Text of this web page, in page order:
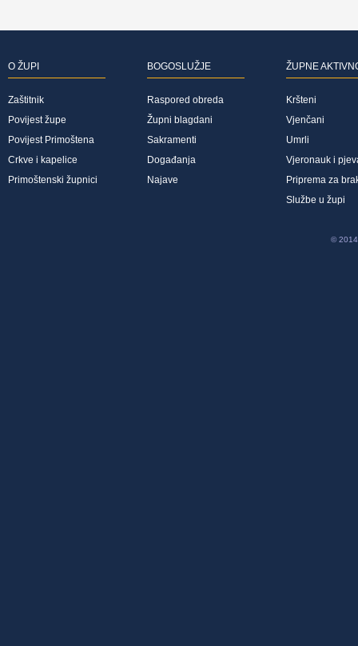
O ŽUPI
Zaštitnik
Povijest župe
Povijest Primoštena
Crkve i kapelice
Primoštenski župnici
BOGOSLUŽJE
Raspored obreda
Župni blagdani
Sakramenti
Događanja
Najave
ŽUPNE
Kršteni
Vjenčani
Umrli
Vjeronauk i
Priprema za
Službe u župi
© 2014